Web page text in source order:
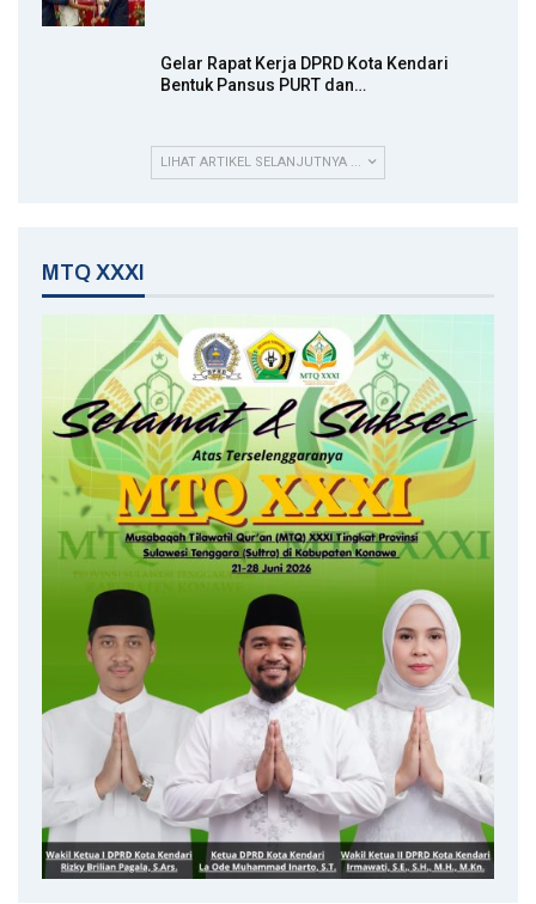
Gelar Rapat Kerja DPRD Kota Kendari
Bentuk Pansus PURT dan…
LIHAT ARTIKEL SELANJUTNYA ...
MTQ XXXI